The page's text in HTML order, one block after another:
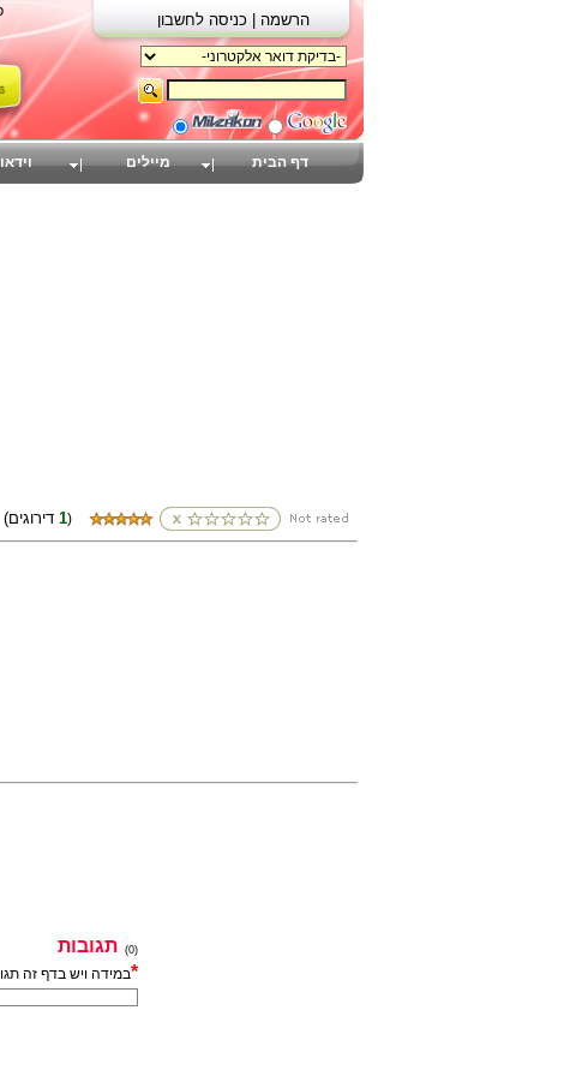
1)
(0)
תגובות
*במידה ויש בדף זה
דף הבית מיילים וידאו
הרשמה | כניסה לחשבון